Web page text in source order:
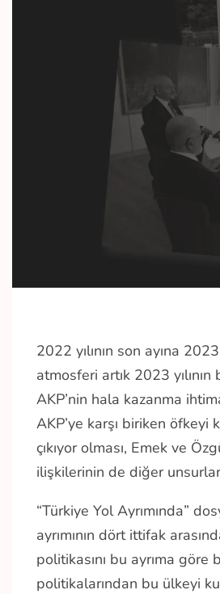
2022 yılının son ayına
atmosferi artık 2023
AKP’nin hala kazanma
AKP’ye karşı biriken
çıkıyor olması, Emek ve
ilişkilerinin de diğer
“Türkiye Yol Ayrımında”
ayrımının dört ittifak
politikasını bu ayrıma
politikalarından bu ülkeyi